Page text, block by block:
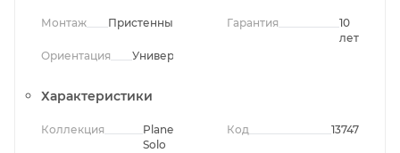
Монтаж Пристенный
Ориентация Универсальная
Гарантия
10
лет
Характеристики
Коллекция
Plane
Solo
Код 13747